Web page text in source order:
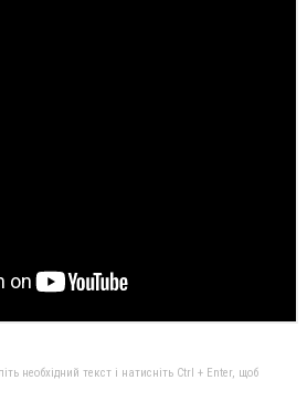
необхідний текст і натисніть Ctrl + Enter, щоб